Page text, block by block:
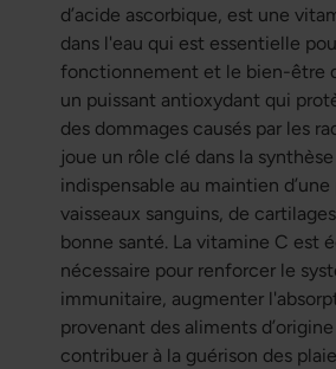
d’acide ascorbique, est une
dans l'eau qui est essentielle
fonctionnement et le bien-être
un puissant antioxydant qui
des dommages causés par les
joue un rôle clé dans la
indispensable au maintien d’une
vaisseaux sanguins, de
bonne santé. La vitamine C est
nécessaire pour renforcer le
immunitaire, augmenter
provenant des aliments
contribuer à la guérison des